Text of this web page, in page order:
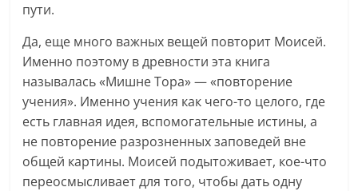
пути.
Да, еще много важных вещей повторит Моисей.
Именно поэтому в древности эта книга
называлась «Мишне Тора» — «повторение
учения». Именно учения как чего-то целого, где
есть главная идея, вспомогательные истины, а
не повторение разрозненных заповедей вне
общей картины. Моисей подытоживает, кое-что
переосмысливает для того, чтобы дать одну